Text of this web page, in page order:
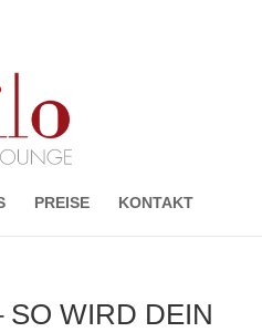
PREISE KONTAKT
SO WIRD DEIN